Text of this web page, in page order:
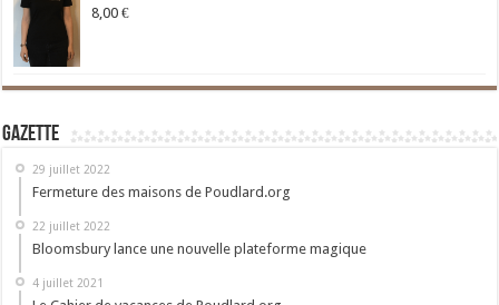
8,00 €
Gazette
29 juillet 2022
Fermeture des maisons de Poudlard.org
22 juillet 2022
Bloomsbury lance une nouvelle plateforme magique
4 juillet 2021